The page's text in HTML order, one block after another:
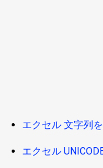
エクセル 文字列
エクセル